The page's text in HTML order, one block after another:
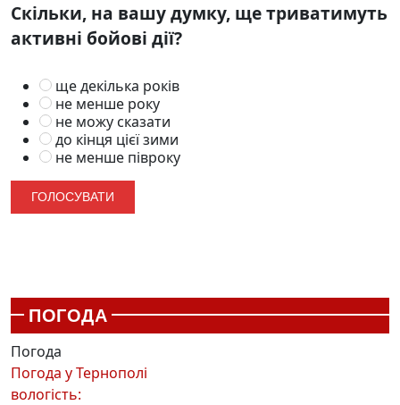
Скільки, на вашу думку, ще триватимуть
активні бойові дії?
ще декілька років
не менше року
не можу сказати
до кінця цієї зими
не менше півроку
ПОГОДА
Погода
Погода уТернополі
вологість: